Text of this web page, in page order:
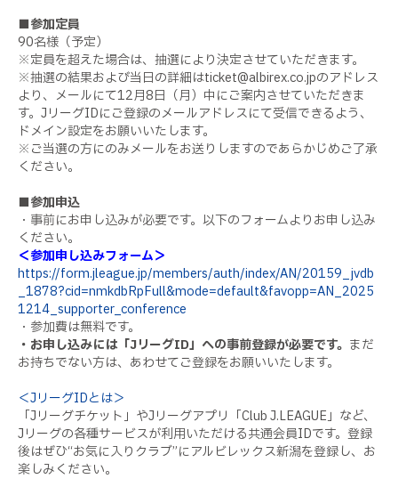
■参加定員
90名様（予定）
※定員を超えた場合は、抽選により決定させていただきます。
※抽選の結果および当日の詳細はticket@albirex.co.jpのアドレス
より、メールにて12月8日（月）中にご案内させていただきま
す。JリーグIDにご登録のメールアドレスにて受信できるよう、
ドメイン設定をお願いいたします。
※ご当選の方にのみメールをお送りしますのであらかじめご了承
ください。
■参加申込
・事前にお申し込みが必要です。以下のフォームよりお申し込み
ください。
＜参加申し込みフォーム＞
https://form.jleague.jp/members/auth/index/AN/20159_jvdb
_1878?cid=nmkdbRpFull&mode=default&favopp=AN_2025
1214_supporter_conference
・参加費は無料です。
・お申し込みには「JリーグID」への事前登録が必要です。 まだ
お持ちでない方は、あわせてご登録をお願いいたします。
＜JリーグIDとは＞
「Jリーグチケット」やJリーグアプリ「Club J.LEAGUE」など、
Jリーグの各種サービスが利用いただける共通会員IDです。登録
後はぜひ“お気に入りクラブ”にアルビレックス新潟を登録し、お
楽しみください。